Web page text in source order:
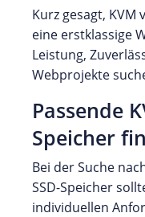
Kurz gesagt, KVM
eine erstklassige
Leistung,
Webprojekte
Passende
Speicher
Bei der Suche
SSD-Speicher
individuellen